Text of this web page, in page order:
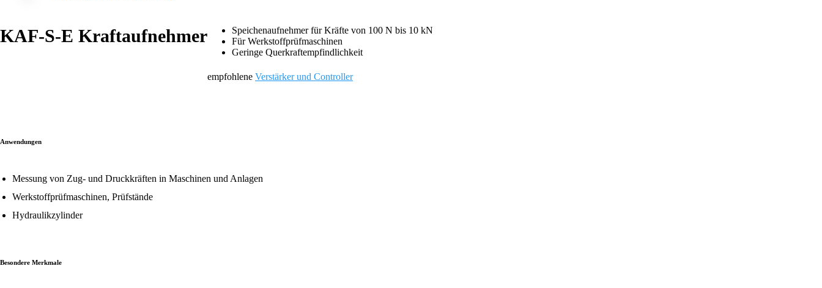
KAF-S-E Kraftaufnehmer
Speichenaufnehmer für Kräfte von 100 N bis 10 kN
Für Werkstoffprüfmaschinen
Geringe Querkraftempfindlichkeit
empfohlene Verstärker und Controller
Anwendungen
Messung von Zug- und Druckkräften in Maschinen und Anlagen
Werkstoffprüfmaschinen, Prüfstände
Hydraulikzylinder
Besondere Merkmale